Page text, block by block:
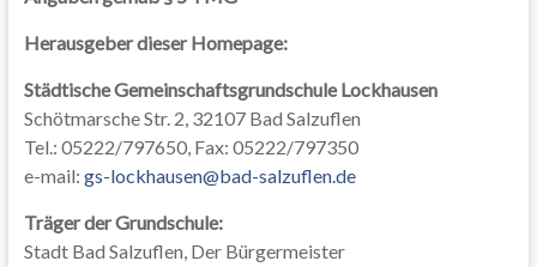
Herausgeber dieser Homepage:
Städtische Gemeinschaftsgrundschule Lockhausen
Schötmarsche Str. 2, 32107 Bad Salzuflen
Tel.: 05222/797650, Fax: 05222/797350
e-mail: gs-lockhausen@bad-salzuflen.de
Träger der Grundschule:
Stadt Bad Salzuflen, Der Bürgermeister